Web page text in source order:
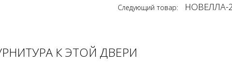
Следующий товар: НОВЕЛЛА-
К ЭТОЙ ДВЕРИ